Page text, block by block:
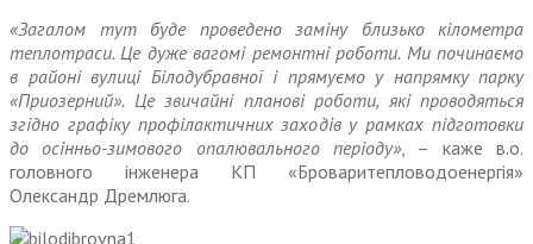
«Загалом тут буде проведено заміну близько кілометра
теплотраси. Це дуже вагомі ремонтні роботи. Ми починаємо
в районі вулиці Білодубравної і прямуємо у напрямку парку
«Приозерний». Це звичайні планові роботи, які проводяться
згідно графіку профілактичних заходів у рамках підготовки
до осінньо-зимового опалювального періоду», – каже в.о.
головного інженера КП «Броваритепловодоенергія»
Олександр Дремлюга.